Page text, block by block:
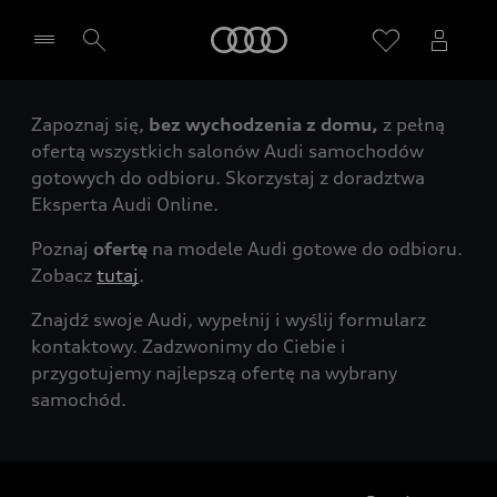
Wybierz Twojego Partnera Audi
Zapoznaj się, bez wychodzenia z domu, z pełną
ofertą wszystkich salonów Audi samochodów
gotowych do odbioru. Skorzystaj z doradztwa
Eksperta Audi Online.
Poznaj ofertę na modele Audi gotowe do odbioru.
Zobacz tutaj.
Znajdź swoje Audi, wypełnij i wyślij formularz
kontaktowy. Zadzwonimy do Ciebie i
przygotujemy najlepszą ofertę na wybrany
samochód.